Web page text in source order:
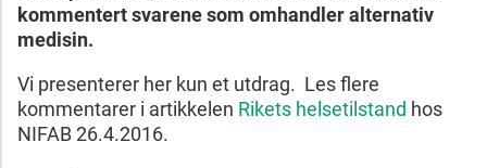
kommentert svarene som omhandler alternativ
medisin.
Vi presenterer her kun et utdrag. Les flere
kommentarer i artikkelen Rikets helsetilstand hos
NIFAB 26.4.2016.